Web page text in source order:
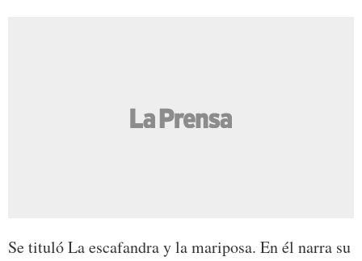
Se tituló La escafandra y la mariposa. En él narra su